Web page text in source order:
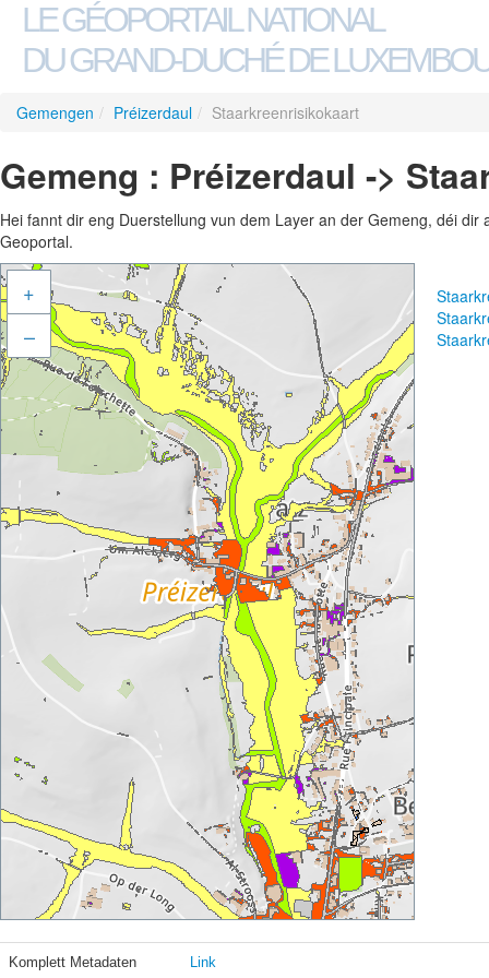
LE GÉOPORTAIL NATIONAL
DU GRAND-DUCHÉ DE
Gemengen / Préizerdaul / Staarkreenrisikokaart
Gemeng : Préizerdaul ->
Hei fannt dir eng Duerstellung vun dem Layer an der Gemeng, déi
Geoportal.
+
–
Komplett Metadaten Link